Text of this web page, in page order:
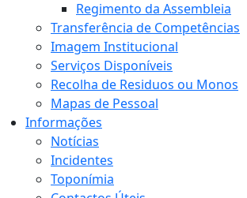
Regimento da Assembleia
Transferência de Competências
Imagem Institucional
Serviços Disponíveis
Recolha de Residuos ou Monos
Mapas de Pessoal
Informações
Notícias
Incidentes
Toponímia